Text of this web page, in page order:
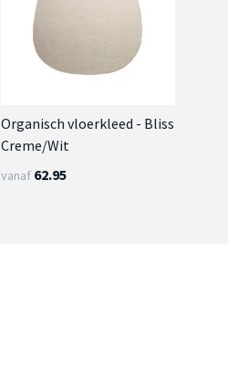
Organisch vloerkleed - Bliss
Creme/Wit
vanaf 62.95